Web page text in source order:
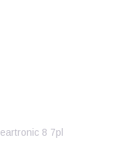
8 7pl